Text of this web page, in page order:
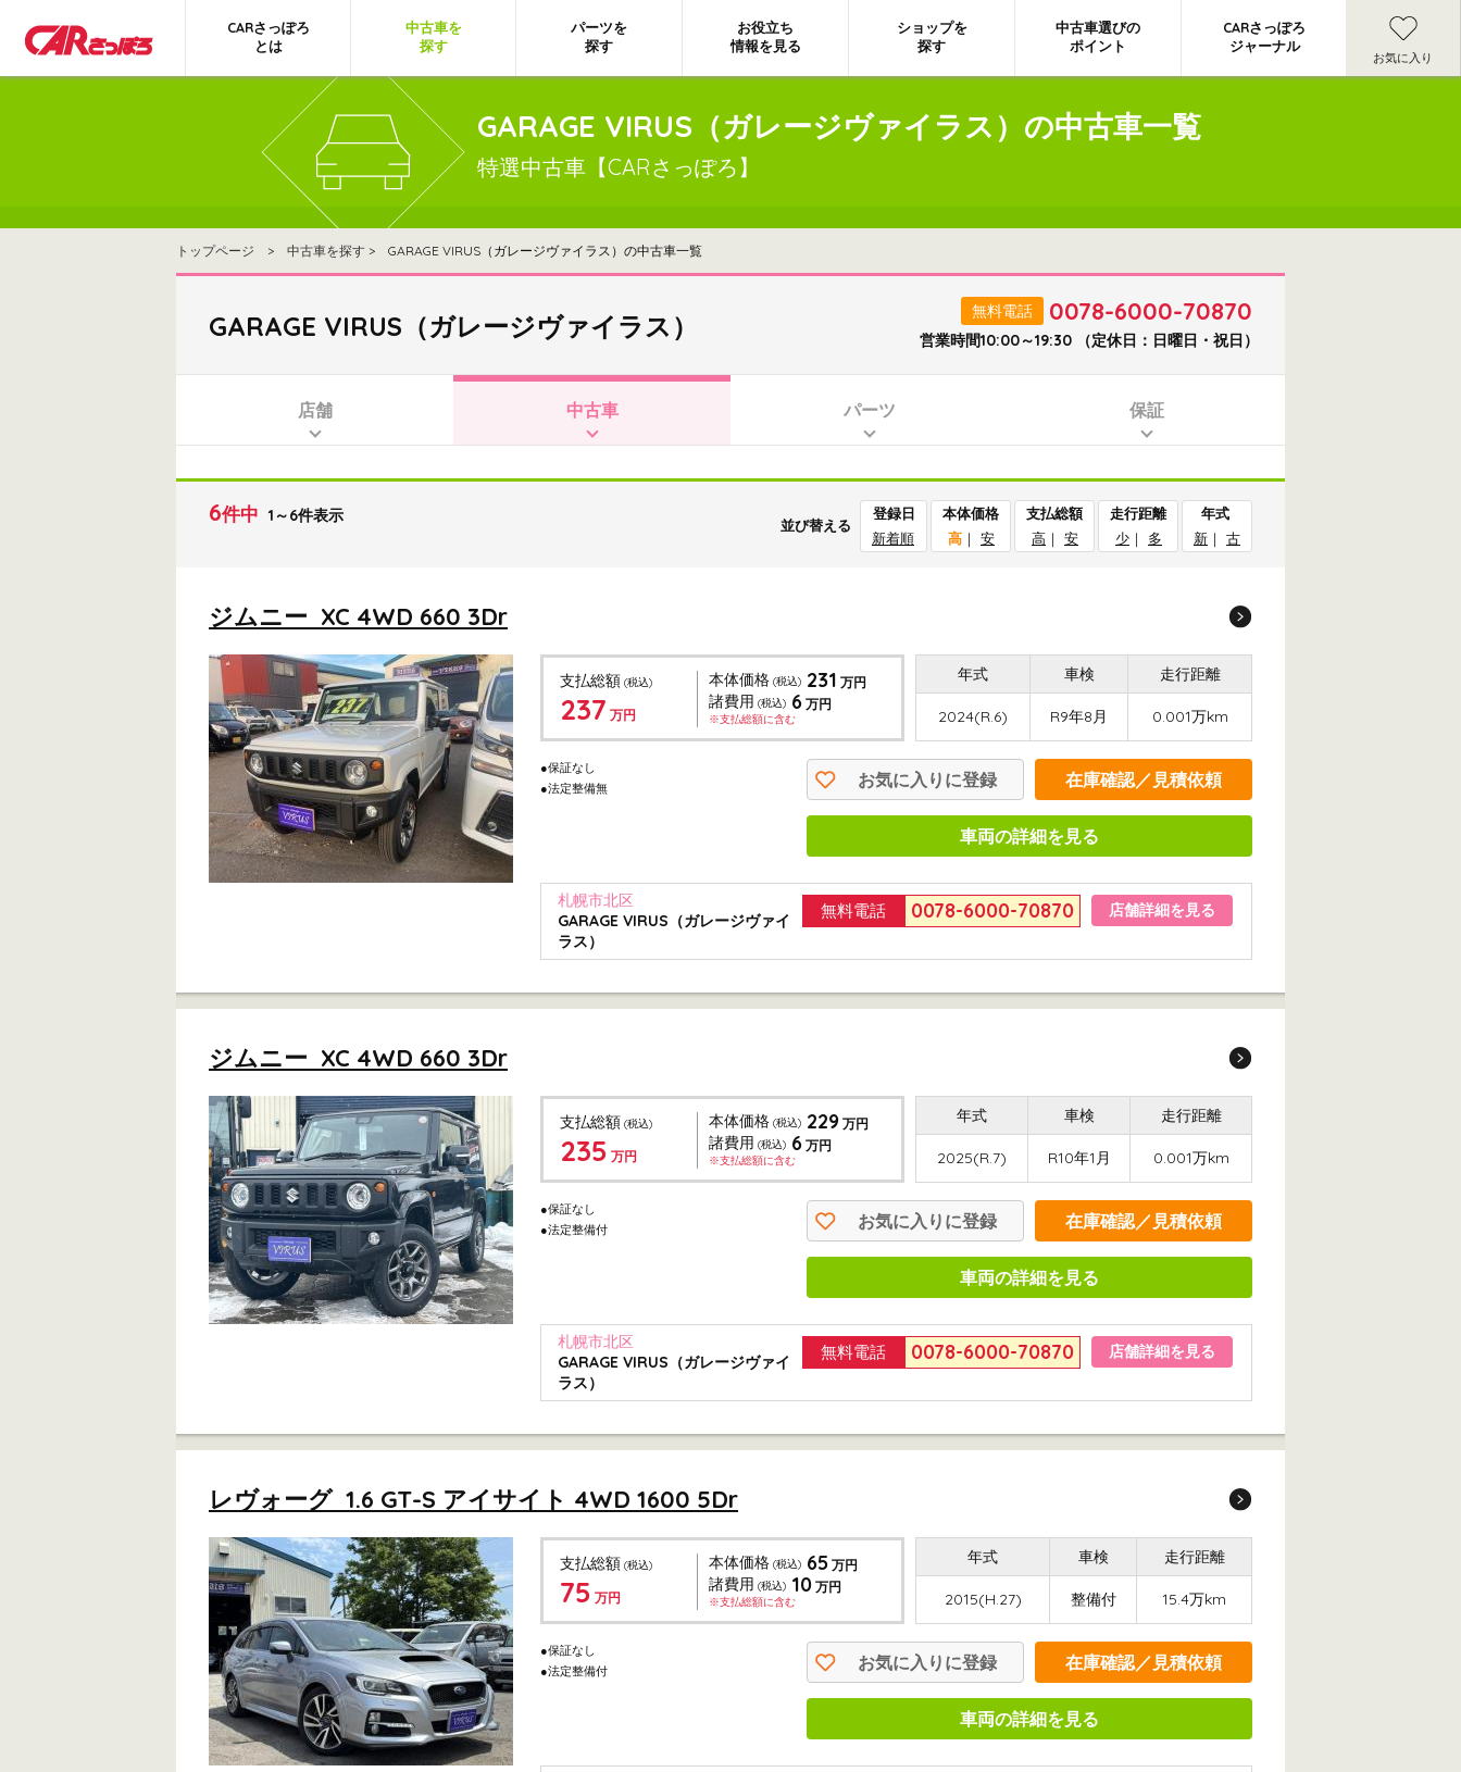
CARさっぽろ
とは
中古車を
探す
パーツを
探す
お役立ち
情報を見る
ショップを
探す
中古車選びの
ポイント
CARさっぽろ
ジャーナル
お気に入り
GARAGE VIRUS（ガレージヴァイラス）の中古車一覧
特選中古車【CARさっぽろ】
トップページ > 中古車を探す > GARAGE VIRUS（ガレージヴァイラス）の中古車一覧
GARAGE VIRUS（ガレージヴァイラス） 無料電話 0078-6000-70870
営業時間10:00～19:30 （定休日：日曜日・祝日）
店舗 中古車 パーツ 保証
6件中 1～6件表示 並び替える
登録日
新着順
本体価格
高 ｜ 安
支払総額
高 ｜ 安
走行距離
少 ｜ 多
年式
新 ｜ 古
ジムニー XC 4WD 660 3Dr
●保証なし
●法定整備無
支払総額 (税込)
237 万円
本体価格(税込) 231 万円
諸費用 (税込) 6万円
※支払総額に含む
年式 車検 走行距離
2024(R.6) R9年8月 0.001万km
お気に入りに登録 在庫確認／見積依頼
車両の詳細を見る
札幌市北区
GARAGE VIRUS（ガレージヴァイ
ラス）
無料電話 0078-6000-70870 店舗詳細を見る
ジムニー XC 4WD 660 3Dr
●保証なし
●法定整備付
支払総額 (税込)
235 万円
本体価格(税込) 229万円
諸費用 (税込) 6万円
※支払総額に含む
年式 車検 走行距離
2025(R.7) R10年1月 0.001万km
お気に入りに登録 在庫確認／見積依頼
車両の詳細を見る
札幌市北区
GARAGE VIRUS（ガレージヴァイ
ラス）
無料電話 0078-6000-70870 店舗詳細を見る
レヴォーグ 1.6 GT-S アイサイト 4WD 1600 5Dr
●保証なし
●法定整備付
支払総額 (税込)
75 万円
本体価格(税込) 65万円
諸費用 (税込) 10万円
※支払総額に含む
年式 車検 走行距離
2015(H.27) 整備付 15.4万km
お気に入りに登録 在庫確認／見積依頼
車両の詳細を見る